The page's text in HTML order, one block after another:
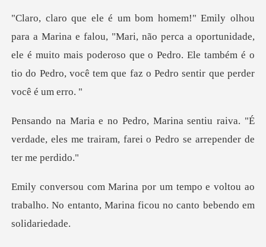
i, não perca a oportunidade,
ele é muito mais poderoso que o Pedro. Ele também
u raiva. "É
verdade, eles me trairam, fare
e voltou ao
trabalho. No entanto, Marina